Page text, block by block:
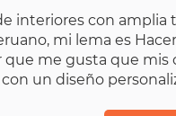
interiores con amplia
mi lema es
que me gusta que mis
un diseño